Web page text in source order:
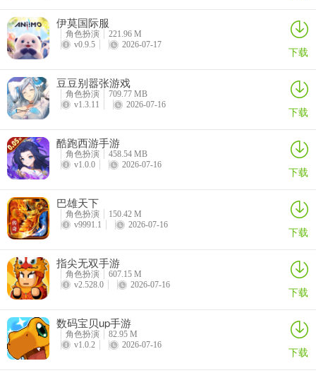
3、兑换码奖励将通过邮件的方式发送，点击邮件即可领取！
生灵指路手游装备强化介绍
1、强化等级越高，强化属性加成越高。
2、普通装备与法器装备全身强化达到一定等级，可激活对应的额外属
伊莫国际服
角色扮演
221.96 M
v0.9.5
2026-07-17 下载
豆豆别嚣张游戏
角色扮演
709.77 MB
v1.3.11
2026-07-16 下载
酷跑西游手游
角色扮演
458.54 MB
v1.0.0
2026-07-16 下载
巴雄天下
角色扮演
150.42 M
v9991.1
2026-07-16 下载
指尖无双手游
角色扮演
607.15 M
v2.528.0
2026-07-16 下载
数码宝贝up手游
角色扮演
82.95 M
v1.0.2
2026-07-16 下载